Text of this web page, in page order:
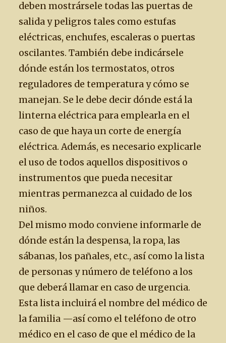
deben mostrársele todas las puertas de
salida y peligros tales como estufas
eléctricas, enchufes, escaleras o puertas
oscilantes. También debe indicársele
dónde están los termostatos, otros
reguladores de temperatura y cómo se
manejan. Se le debe decir dónde está la
linterna eléctrica para emplearla en el
caso de que haya un corte de energía
eléctrica. Además, es necesario explicarle
el uso de todos aquellos dispositivos o
instrumentos que pueda necesitar
mientras permanezca al cuidado de los
niños.
Del mismo modo conviene informarle de
dónde están la despensa, la ropa, las
sábanas, los pañales, etc., así como la lista
de personas y número de teléfono a los
que deberá llamar en caso de urgencia.
Esta lista incluirá el nombre del médico de
la familia —así como el teléfono de otro
médico en el caso de que el médico de la